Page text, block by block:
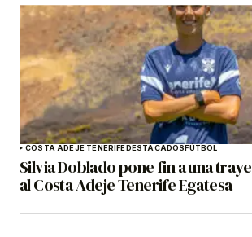
COSTA ADEJE TENERIFEDESTACADOSFÚTBOL
Silvia Doblado pone fin a una
al Costa Adeje Tenerife Egatesa